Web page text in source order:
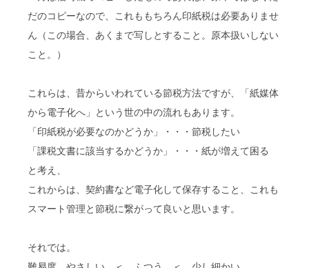
だのコピーなので、これももちろん印紙税は必要ありませ
ん（この場合、あくまで写しとすること。原本扱いしない
こと。）
これらは、昔からいわれている節税方法ですが、「紙媒体
から電子化へ」という世の中の流れもあります。
「印紙税が必要なのかどうか」・・・節税したい
「課税文書に該当するかどうか」・・・紙が増えて困る
と考え、
これからは、契約書など電子化して保存すること、これも
スマート管理と節税に繋がって良いと思います。
それでは。